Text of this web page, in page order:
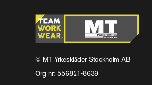
© MT Yrkeskläder Stockholm AB
Org nr: 556821-8639